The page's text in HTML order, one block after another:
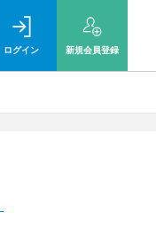
ログイン 新規会員登録